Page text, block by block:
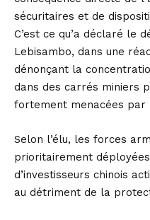
sécuritaires et de
C’est ce qu’a déclaré le
Lebisambo, dans une
dénonçant la
dans des carrés miniers
fortement menacées par
Selon l’élu, les forces
prioritairement
d’investisseurs chinois
au détriment de la